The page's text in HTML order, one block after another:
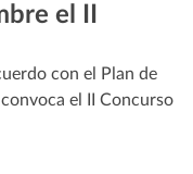
el II
con el Plan de
el II Concurso